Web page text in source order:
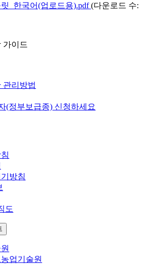
_한국어(업로드용).pdf(다운로드 수:
가이드
관리방법
(정부보급종) 신청하세요
방침
도
업기술원